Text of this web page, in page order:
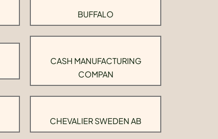
BUFFALO
CASH MANUFACTURING
COMPAN
CHEVALIER SWEDEN AB